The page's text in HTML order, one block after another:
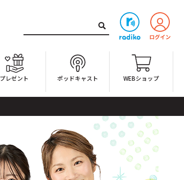
プレゼント ポッドキャスト WEBショップ